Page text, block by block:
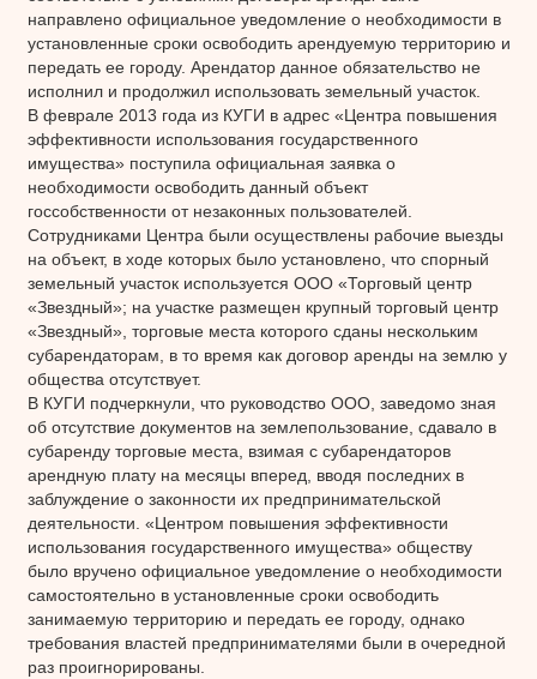
направлено официальное уведомление о необходимости в
установленные сроки освободить арендуемую территорию и
передать ее городу. Арендатор данное обязательство не
исполнил и продолжил использовать земельный участок.
В феврале 2013 года из КУГИ в адрес «Центра повышения
эффективности использования государственного
имущества» поступила официальная заявка о
необходимости освободить данный объект
госсобственности от незаконных пользователей.
Сотрудниками Центра были осуществлены рабочие выезды
на объект, в ходе которых было установлено, что спорный
земельный участок используется ООО «Торговый центр
«Звездный»; на участке размещен крупный торговый центр
«Звездный», торговые места которого сданы нескольким
субарендаторам, в то время как договор аренды на землю у
общества отсутствует.
В КУГИ подчеркнули, что руководство ООО, заведомо зная
об отсутствие документов на землепользование, сдавало в
субаренду торговые места, взимая с субарендаторов
арендную плату на месяцы вперед, вводя последних в
заблуждение о законности их предпринимательской
деятельности. «Центром повышения эффективности
использования государственного имущества» обществу
было вручено официальное уведомление о необходимости
самостоятельно в установленные сроки освободить
занимаемую территорию и передать ее городу, однако
требования властей предпринимателями были в очередной
раз проигнорированы.